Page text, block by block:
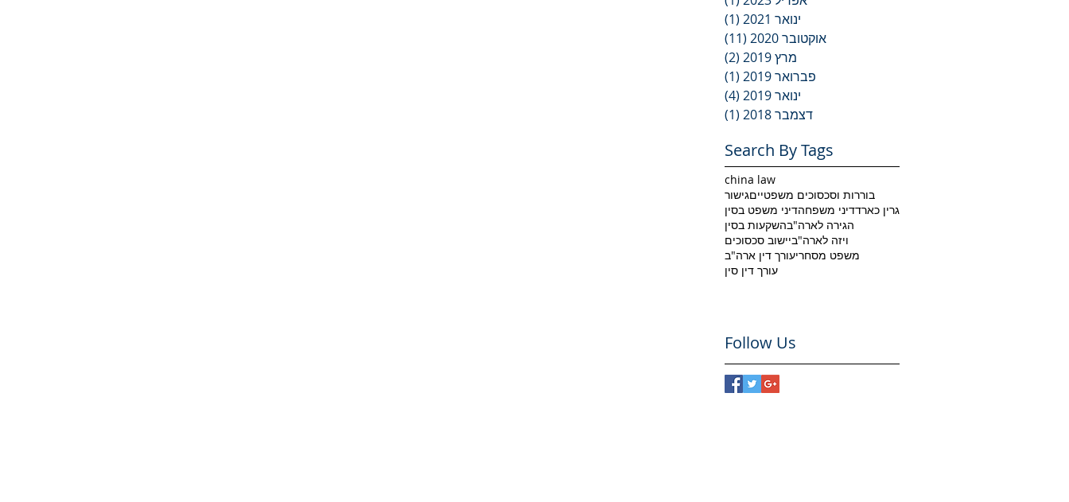
ינואר 2021
(1)
אוקטובר 2020
(11)
מרץ 2019
(2)
פברואר 2019
(1)
ינואר 2019
(4)
דצמבר 2018
(1)
Search By Tags
china law
בוררות וסכסוכים משפטייםגישור
גרין כארדדיני משפחהדיני משפט בסין
הגירה לארה"בהשקעות בסין
ויזה לארה"ביישוב סכסוכים
משפט מסחריעורך דין ארה"ב
עורך דין סין
Follow Us